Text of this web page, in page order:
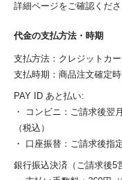
詳細ページをご確認くださ
代金の支払方法・時期
支払方法：クレジットカ
支払時期：商品注文確定
PAY ID あと払い:
・ コンビニ：ご請求後翌
（税込）
・ 口座振替：ご請求後指
銀行振込決済（ご請求後5